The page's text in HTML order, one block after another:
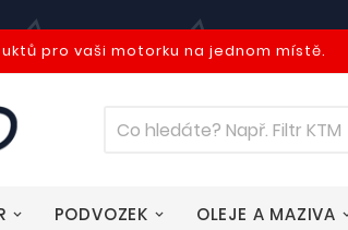
pro vaši motorku na jednom místě.
PODVOZEK OLEJE A MAZIVA